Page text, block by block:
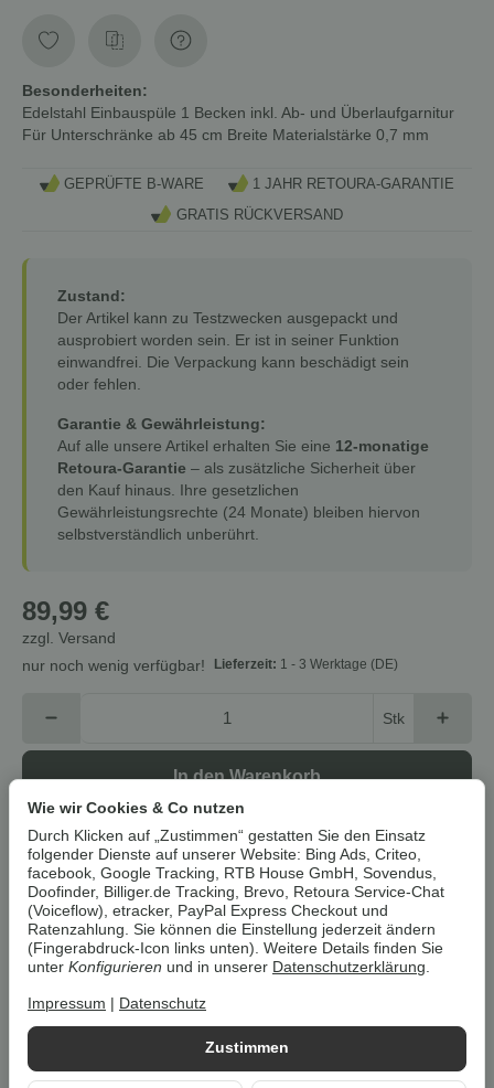
Besonderheiten:
Edelstahl Einbauspüle 1 Becken inkl. Ab- und Überlaufgarnitur
Für Unterschränke ab 45 cm Breite Materialstärke 0,7 mm
GEPRÜFTE B-WARE
1 JAHR RETOURA-GARANTIE
GRATIS RÜCKVERSAND
Zustand:
Der Artikel kann zu Testzwecken ausgepackt und
ausprobiert worden sein. Er ist in seiner Funktion
einwandfrei. Die Verpackung kann beschädigt sein
oder fehlen.
Garantie & Gewährleistung:
Auf alle unsere Artikel erhalten Sie eine 12-monatige
Retoura-Garantie – als zusätzliche Sicherheit über
den Kauf hinaus. Ihre gesetzlichen
Gewährleistungsrechte (24 Monate) bleiben hiervon
selbstverständlich unberührt.
89,99 €
zzgl. Versand
nur noch wenig verfügbar!
Lieferzeit: 1 - 3 Werktage (DE)
Stk
In den Warenkorb
Cookies erlauben
Artikelnummer: 4260641228171Z2
HAN:4260641228171
Kategorie:Kücheneinrichtung
Beschreibung
Um die
Zustimmen
Wie wir Cookies & Co nutzen
Durch Klicken auf „Zustimmen“ gestatten Sie den Einsatz
folgender Dienste auf unserer Website: Bing Ads, Criteo,
facebook, Google Tracking, RTB House GmbH, Sovendus,
Doofinder, Billiger.de Tracking, Brevo, Retoura Service-Chat
(Voiceflow), etracker, PayPal Express Checkout und
Ratenzahlung. Sie können die Einstellung jederzeit ändern
(Fingerabdruck-Icon links unten). Weitere Details finden Sie
unter Konfigurieren und in unserer Datenschutzerklärung.
Impressum Datenschutz